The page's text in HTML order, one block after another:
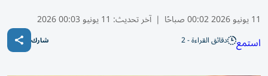
11 يونيو 2026 00:02 صباحًا | آخر تحديث: 11 يونيو 00:03 2026
استمع دقائق القراءة - 2 شارك